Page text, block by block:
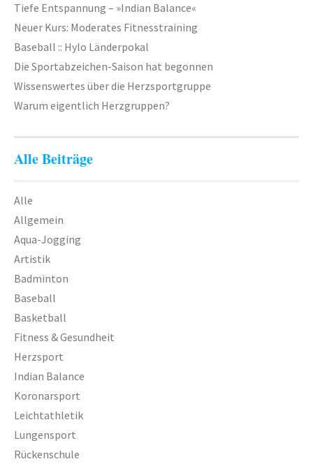
Tiefe Entspannung – »Indian Balance«
Neuer Kurs: Moderates Fitnesstraining
Baseball :: Hylo Länderpokal
Die Sportabzeichen-Saison hat begonnen
Wissenswertes über die Herzsportgruppe
Warum eigentlich Herzgruppen?
Alle Beiträge
Alle
Allgemein
Aqua-Jogging
Artistik
Badminton
Baseball
Basketball
Fitness & Gesundheit
Herzsport
Indian Balance
Koronarsport
Leichtathletik
Lungensport
Rückenschule